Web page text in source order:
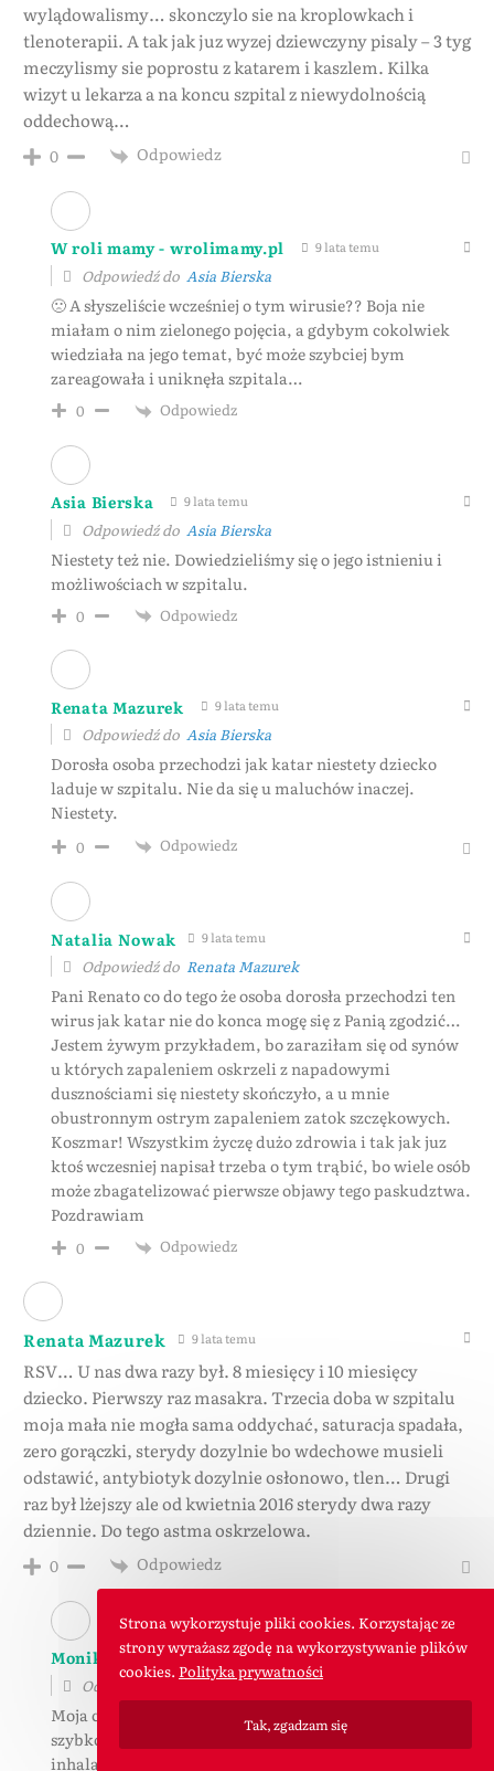
wylądowalismy… skonczylo sie na kroplowkach i
tlenoterapii. A tak jak juz wyzej dziewczyny pisaly – 3 tyg
meczylismy sie poprostu z katarem i kaszlem. Kilka
wizyt u lekarza a na koncu szpital z niewydolnością
oddechową…
0 Odpowiedz
W roli mamy - wrolimamy.pl 9 lata temu
Odpowiedź do Asia Bierska
🙁 A słyszeliście wcześniej o tym wirusie?? Boja nie
miałam o nim zielonego pojęcia, a gdybym cokolwiek
wiedziała na jego temat, być może szybciej bym
zareagowała i uniknęła szpitala…
0 Odpowiedz
Asia Bierska 9 lata temu
Odpowiedź do Asia Bierska
Niestety też nie. Dowiedzieliśmy się o jego istnieniu i
możliwościach w szpitalu.
0 Odpowiedz
Renata Mazurek 9 lata temu
Odpowiedź do Asia Bierska
Dorosła osoba przechodzi jak katar niestety dziecko
laduje w szpitalu. Nie da się u maluchów inaczej.
Niestety.
0 Odpowiedz
Natalia Nowak 9 lata temu
Odpowiedź do Renata Mazurek
Pani Renato co do tego że osoba dorosła przechodzi ten
wirus jak katar nie do konca mogę się z Panią zgodzić…
Jestem żywym przykładem, bo zaraziłam się od synów
u których zapaleniem oskrzeli z napadowymi
dusznościami się niestety skończyło, a u mnie
obustronnym ostrym zapaleniem zatok szczękowych.
Koszmar! Wszystkim życzę dużo zdrowia i tak jak juz
ktoś wczesniej napisał trzeba o tym trąbić, bo wiele osób
może zbagatelizować pierwsze objawy tego paskudztwa.
Pozdrawiam
0 Odpowiedz
Renata Mazurek 9 lata temu
RSV… U nas dwa razy był. 8 miesięcy i 10 miesięcy
dziecko. Pierwszy raz masakra. Trzecia doba w szpitalu
moja mała nie mogła sama oddychać, saturacja spadała,
zero gorączki, sterydy dozylnie bo wdechowe musieli
odstawić, antybiotyk dozylnie osłonowo, tlen… Drugi
raz był lżejszy ale od kwietnia 2016 sterydy dwa razy
dziennie. Do tego astma oskrzelowa.
0 Odpowiedz
Monika Kowalska 9 lata temu
Odpowiedź doRenata Mazurek
Moja corka zachorowała w wieku 6 msc. Diagnoza
szybko postawiona. Jeszcze w przychodni dostalysmy
inhalacje. W szpitalu wymaz z nosa. RSV. 9 dni w
Strona wykorzystuje pliki cookies. Korzystając ze
strony wyrażasz zgodę na wykorzystywanie plików
cookies. Polityka prywatności
Tak, zgadzam się